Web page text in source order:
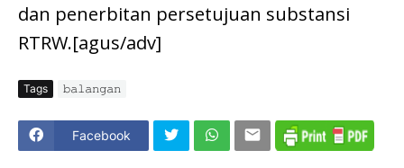
dan penerbitan persetujuan substansi
RTRW.[agus/adv]
Tags 𝚋𝚊𝚕𝚊𝚗𝚐𝚊𝚗
Facebook